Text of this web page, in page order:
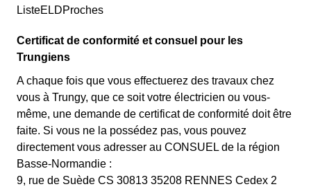
ListeELDProches
Certificat de conformité et consuel pour les
Trungiens
A chaque fois que vous effectuerez des travaux chez
vous à Trungy, que ce soit votre électricien ou vous-
même, une demande de certificat de conformité doit être
faite. Si vous ne la possédez pas, vous pouvez
directement vous adresser au CONSUEL de la région
Basse-Normandie :
9, rue de Suède CS 30813 35208 RENNES Cedex 2